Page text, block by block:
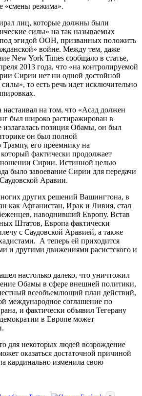
«смены режима».
лиц, которые должны были
силы» на так называемых
эгидой ООН, призванных положить
войне. Между тем, даже
New York Times сообщало в статье,
2013 года, что «на контролируемой
Сирии нет ни одной достойной
то есть речь идет исключительно
на том, что «Асад должен
был широко растиражирован в
излагалась позиция Обамы, он был
он был полной
его преемнику на
фактически продолжает
Сирии. Истинной целью
было завоевание Сирии для передачи
Аравии.
других решений Вашингтона, в
как Афганистан, Ирак и Ливия, стал
наводнивший Европу. Встав
Штатов, Европа фактически
с Саудовской Аравией, а также
А теперь ей приходится
и другими движениями расистского и
настолько далеко, что уничтожил
Обамы в сфере внешней политики,
всеобъемлющий план действий,
международное соглашение по
и фактически объявил Тегерану
в Европе может
для некоторых людей возрождение
оказаться достаточной причиной
кардинально изменила свою